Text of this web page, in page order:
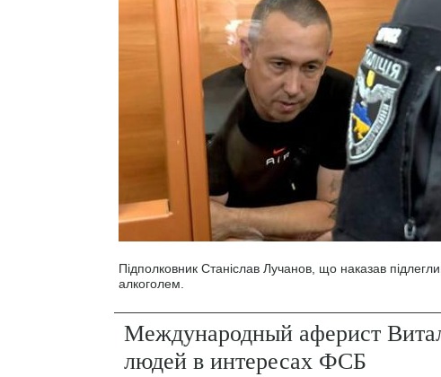
Підполковник Станіслав Лучанов, що наказав
алкоголем.
Международный аферист
людей в интересах ФСБ